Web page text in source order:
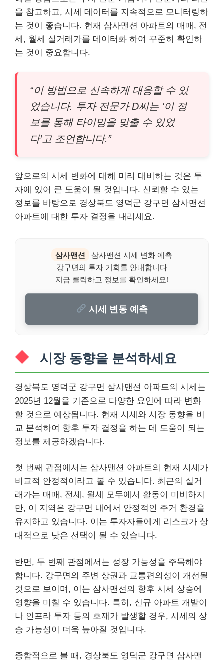
을 참고하고, 시세 데이터를 지속적으로 모니터링하
는 것이 좋습니다. 현재 삼사맨션 아파트의 매매, 전
세, 월세 실거래가를 데이터화 하여 꾸준히 확인하
는 것이 중요합니다.
“이 방법으로 신속하게 대응할 수 있
었습니다. 투자 전문가 D씨는 ‘이 정
보를 통해 타이밍을 맞출 수 있었
다’고 조언합니다.”
앞으로의 시세 변화에 대해 미리 대비하는 것은 투
자에 있어 큰 도움이 될 것입니다. 신뢰할 수 있는
정보를 바탕으로 경상북도 영덕군 강구면 삼사맨션
아파트에 대한 투자 결정을 내리세요.
삼사맨션
삼사맨션 시세 변화 예측
강구면의 투자 기회를 안내합니다
지금 클릭하고 정보를 확인하세요!
시세 변동 예측
시장 동향을 분석하세요
경상북도 영덕군 강구면 삼사맨션 아파트의 시세는
2025년 12월을 기준으로 다양한 요인에 따라 변화
할 것으로 예상됩니다. 현재 시세와 시장 동향을 비
교 분석하여 향후 투자 결정을 하는 데 도움이 되는
정보를 제공하겠습니다.
첫 번째 관점에서는 삼사맨션 아파트의 현재 시세가
비교적 안정적이라고 볼 수 있습니다. 최근의 실거
래가는 매매, 전세, 월세 모두에서 활동이 미비하지
만, 이 지역은 강구면 내에서 안정적인 주거 환경을
유지하고 있습니다. 이는 투자자들에게 리스크가 상
대적으로 낮은 선택이 될 수 있습니다.
반면, 두 번째 관점에서는 성장 가능성을 주목해야
합니다. 강구면의 주변 상권과 교통편의성이 개선될
것으로 보이며, 이는 삼사맨션의 향후 시세 상승에
영향을 미칠 수 있습니다. 특히, 신규 아파트 개발이
나 인프라 투자 등의 호재가 발생할 경우, 시세의 상
승 가능성이 더욱 높아질 것입니다.
종합적으로 볼 때, 경상북도 영덕군 강구면 삼사맨